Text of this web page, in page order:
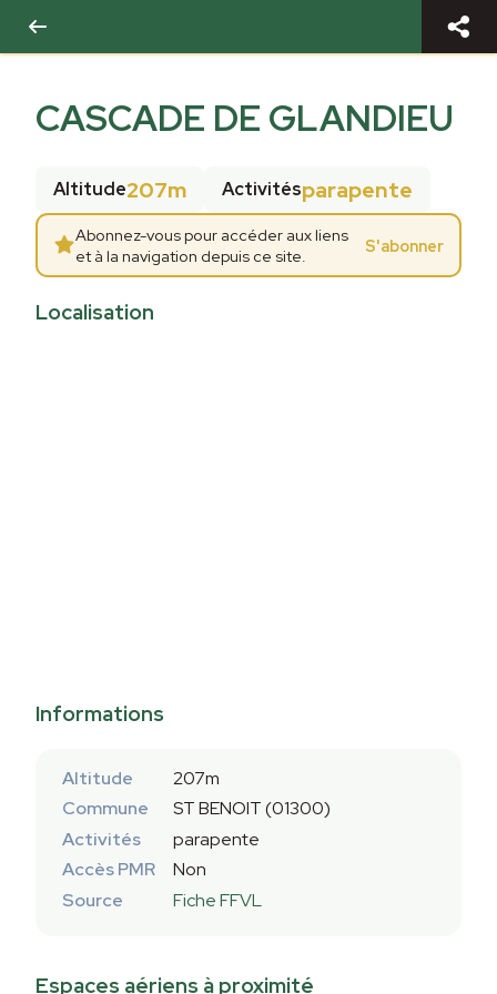
CASCADE DE GLANDIEU
Altitude207m Activitésparapente
Abonnez-vous pour accéder aux liens
et à la navigation depuis ce site.
S'abonner
Localisation
Informations
Altitude
207m
Commune
ST BENOIT (01300)
Activités
parapente
Accès PMR
Non
Source
Fiche FFVL
Espaces aériens à proximité